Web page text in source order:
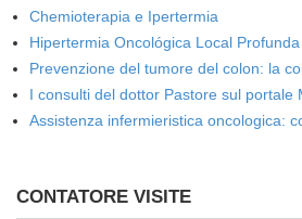
Chemioterapia e Ipertermia
Hipertermia Oncológica Local Profunda
Prevenzione del tumore del colon: la
I consulti del dottor Pastore sul portale
Assistenza infermieristica oncologica:
CONTATORE VISITE